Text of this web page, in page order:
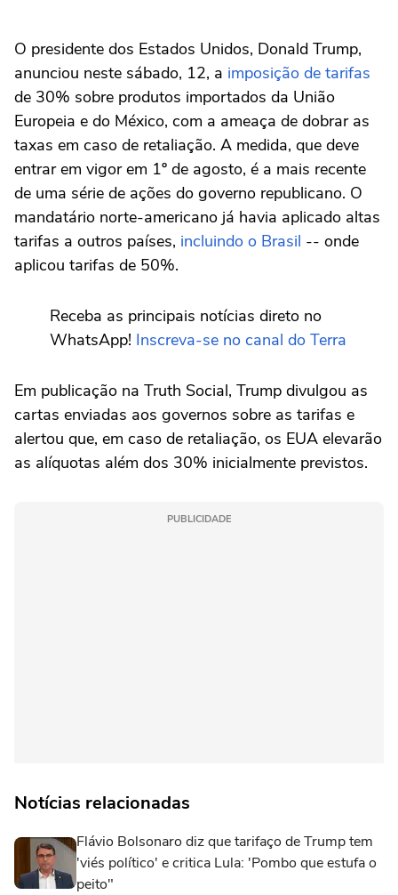
O presidente dos Estados Unidos, Donald Trump,
anunciou neste sábado, 12, a imposição de tarifas
de 30% sobre produtos importados da União
Europeia e do México, com a ameaça de dobrar as
taxas em caso de retaliação. A medida, que deve
entrar em vigor em 1º de agosto, é a mais recente
de uma série de ações do governo republicano. O
mandatário norte-americano já havia aplicado altas
tarifas a outros países, incluindo o Brasil -- onde
aplicou tarifas de 50%.
Receba as principais notícias direto no
WhatsApp! Inscreva-se no canal do Terra
Em publicação na Truth Social, Trump divulgou as
cartas enviadas aos governos sobre as tarifas e
alertou que, em caso de retaliação, os EUA elevarão
as alíquotas além dos 30% inicialmente previstos.
PUBLICIDADE
Notícias relacionadas
Flávio Bolsonaro diz que tarifaço de Trump tem
'viés político' e critica Lula: 'Pombo que estufa o
peito"